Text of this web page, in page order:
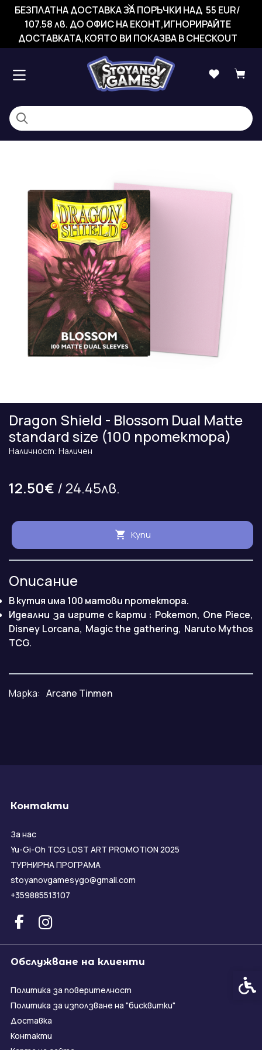
БЕЗПЛАТНА ДОСТАВКА ЗА ПОРЪЧКИ НАД 55 EUR/
107.58 лв. ДО ОФИС НА ЕКОНТ,ИГНОРИРАЙТЕ
ДОСТАВКАТА,КОЯТО ВИ ПОКАЗВА В CHECKOUT
Dragon Shield - Blossom Dual Matte
standard size (100 протектора)
Наличност: Наличен
12.50€ / 24.45лв.
Купи
Описание
В кутия има 100 матови протектора.
Идеални за игрите с карти : Pokemon, One Piece,
Disney Lorcana, Magic the gathering, Naruto Mythos
TCG.
Марка: Arcane Tinmen
Контакти
За нас
Yu-Gi-Oh TCG LOST ART PROMOTION 2025
ТУРНИРНА ПРОГРАМА
stoyanovgamesygo@gmail.com
+359885513107
Обслужване на клиенти
Политика за поверителност
Политика за използване на "бисквитки"
Доставка
Контакти